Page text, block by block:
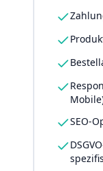
SEO-